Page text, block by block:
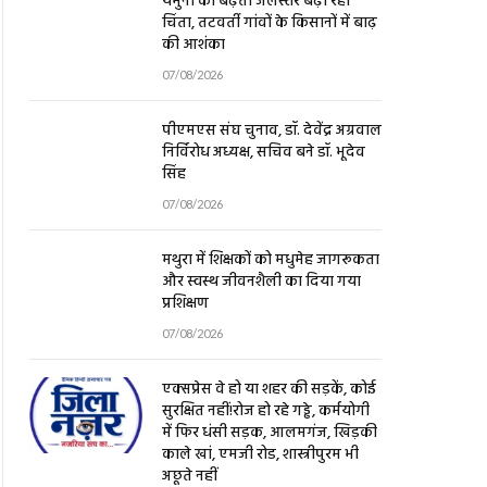
चिंता, तटवर्ती गांवों के किसानों में बाढ़
की आशंका
07/08/2026
पीएमएस संघ चुनाव, डॉ. देवेंद्र अग्रवाल
निर्विरोध अध्यक्ष, सचिव बने डॉ. भूदेव
सिंह
07/08/2026
मथुरा में शिक्षकों को मधुमेह जागरूकता
और स्वस्थ जीवनशैली का दिया गया
प्रशिक्षण
07/08/2026
एक्सप्रेस वे हो या शहर की सड़कें, कोई
सुरक्षित नहीं!रोज हो रहे गड्ढे, कर्मयोगी
में फिर धंसी सड़क, आलमगंज, खिड़की
काले खां, एमजी रोड, शास्त्रीपुरम भी
अछूते नहीं